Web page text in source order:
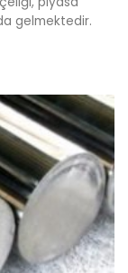
gelmektedir.